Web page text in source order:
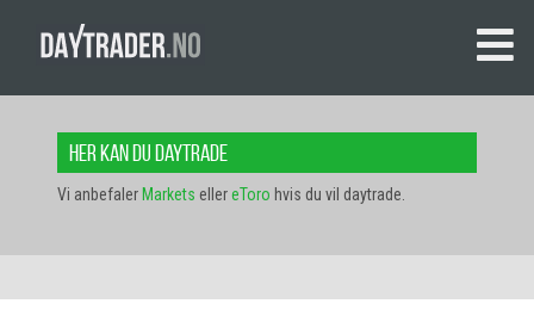
Her kan du daytrade
Vi anbefaler Markets ellereToro hvis du vil daytrade.